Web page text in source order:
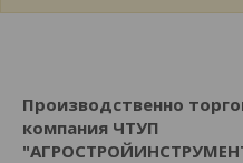
Производственно
компания ЧТУП